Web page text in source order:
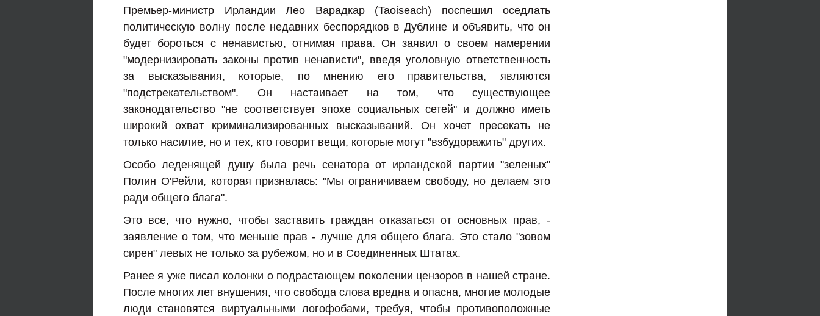
Премьер-министр Ирландии Лео Варадкар (Taoiseach) поспешил оседлать
политическую волну после недавних беспорядков в Дублине и объявить, что он
будет бороться с ненавистью, отнимая права. Он заявил о своем намерении
"модернизировать законы против ненависти", введя уголовную ответственность
за высказывания, которые, по мнению его правительства, являются
"подстрекательством". Он настаивает на том, что существующее
законодательство "не соответствует эпохе социальных сетей" и должно иметь
широкий охват криминализированных высказываний. Он хочет пресекать не
только насилие, но и тех, кто говорит вещи, которые могут "взбудоражить" других.
Особо леденящей душу была речь сенатора от ирландской партии "зеленых"
Полин О'Рейли, которая призналась: "Мы ограничиваем свободу, но делаем это
ради общего блага".
Это все, что нужно, чтобы заставить граждан отказаться от основных прав, -
заявление о том, что меньше прав - лучше для общего блага. Это стало "зовом
сирен" левых не только за рубежом, но и в Соединенных Штатах.
Ранее я уже писал колонки о подрастающем поколении цензоров в нашей стране.
После многих лет внушения, что свобода слова вредна и опасна, многие молодые
люди становятся виртуальными логофобами, требуя, чтобы противоположные